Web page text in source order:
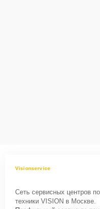
Visionservice
Сеть сервисных центров
техники VISION в Москве.